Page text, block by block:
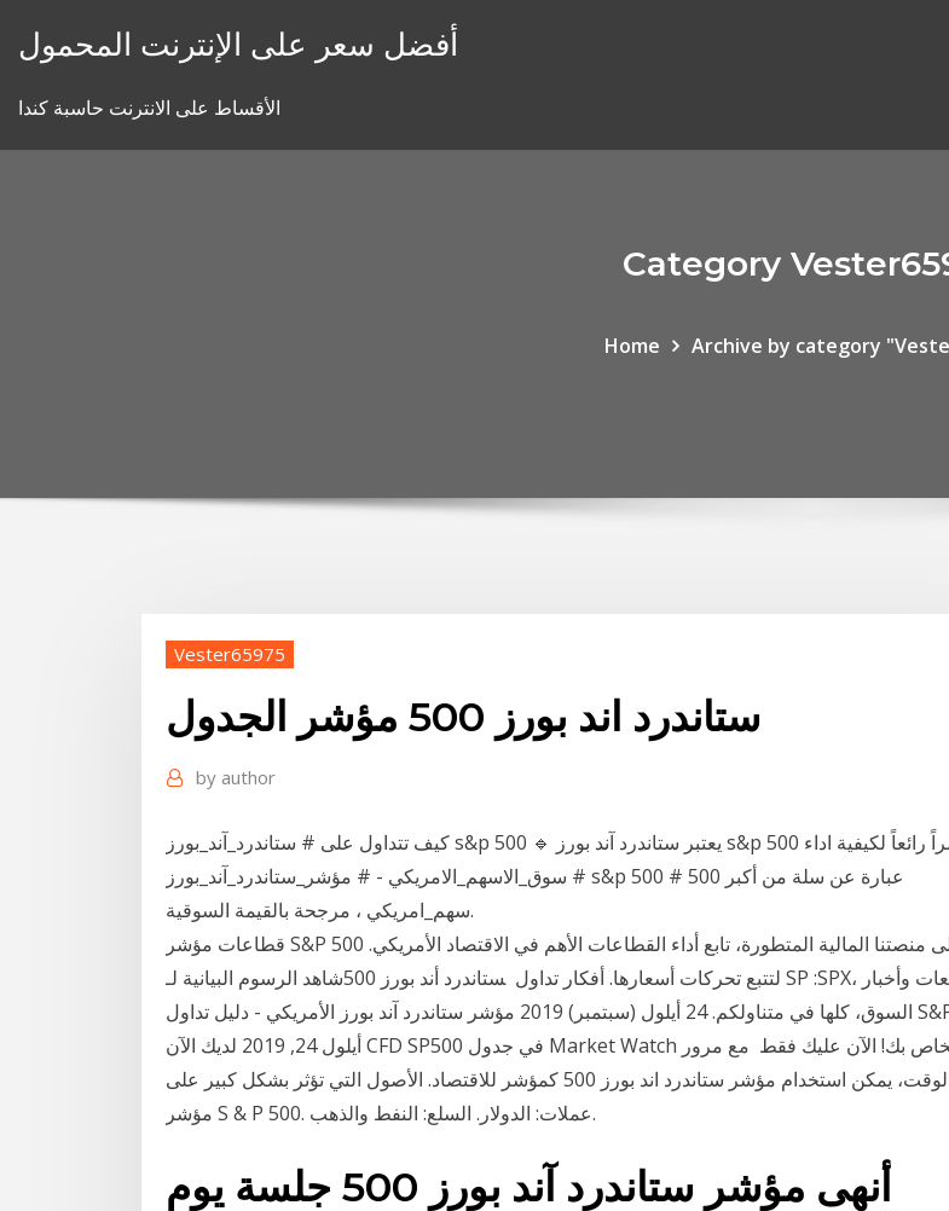
أفضل سعر على الإنترنت المحمول
الأقساط على الانترنت حاسبة كندا
Category
Home Archive by category
Vester65975
ستاندرد اند بورز 500 مؤشر الجدول
by author
كيف تتداول على # ستاندرد_آند_بورز s&p 500 🔹 يعتبر ستاندرد آند بورز s&p 500 مؤشراً رائعاً لكيفية اداء
# سوق_الاسهم_الامريكي - # مؤشر_ستاندرد_آند_بورز s&p 500 عبارة عن سلة من أكبر 500 #
سهم_امريكي ، مرجحة بالقيمة السوقية.
قطاعات مؤشر S&P 500 على منصتنا المالية المتطورة، تابع أداء القطاعات الأهم في الاقتصاد الأمريكي.
شاهد الرسوم البيانية لـ‎ستاندرد أند بورز 500 ‎ لتتبع تحركات أسعارها. أفكار تداول ‎SP :SPX‎، والتوقعات وأخبار
السوق، كلها في متناولكم. 24 أيلول (سبتمبر) 2019 مؤشر ستاندرد آند بورز الأمريكي - دليل تداول S&P 500.
أيلول 24, 2019 لديك الآن CFD SP500 في جدول Market Watch الخاص بك! الآن عليك فقط مع مرور
الوقت، يمكن استخدام مؤشر ستاندرد اند بورز 500 كمؤشر للاقتصاد. الأصول التي تؤثر بشكل كبير على
مؤشر S & P 500. عملات: الدولار. السلع: النفط والذهب.
أنهى مؤشر ستاندرد آند بورز 500 جلسة يوم